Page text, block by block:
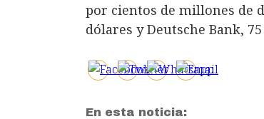
por cientos de millones de
dólares y Deutsche Bank,
En esta noticia: